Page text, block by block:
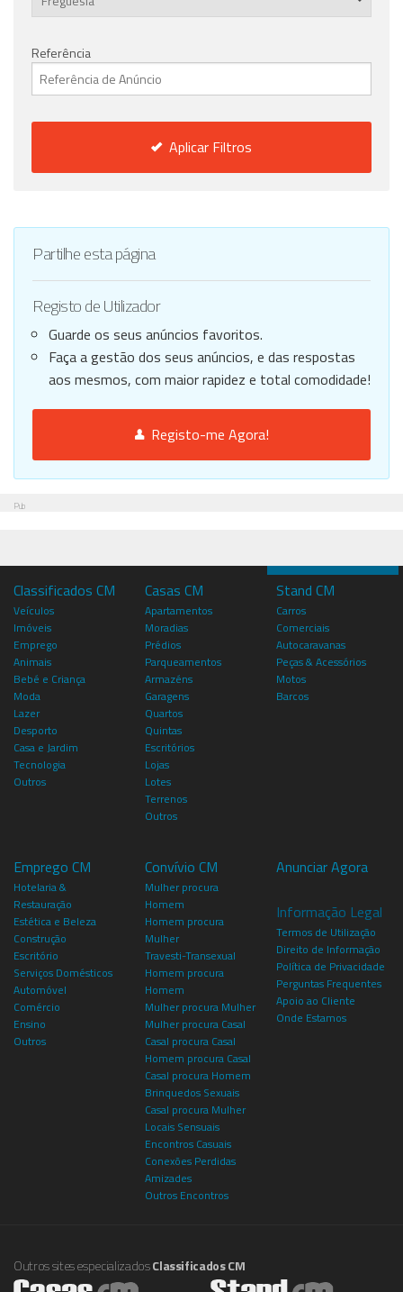
Referência
Aplicar Filtros
Partilhe esta página
Registo de Utilizador
Guarde os seus anúncios favoritos.
Faça a gestão dos seus anúncios, e das respostas
aos mesmos, com maior rapidez e total comodidade!
Registo-me Agora!
Pub
Classificados CM
Veículos
Imóveis
Emprego
Animais
Bebé e Criança
Moda
Lazer
Desporto
Casa e Jardim
Tecnologia
Outros
Casas CM
Apartamentos
Moradias
Prédios
Parqueamentos
Armazéns
Garagens
Quartos
Quintas
Escritórios
Lojas
Lotes
Terrenos
Outros
Stand CM
Carros
Comerciais
Autocaravanas
Peças & Acessórios
Motos
Barcos
Emprego CM
Hotelaria &
Restauração
Estética e Beleza
Construção
Escritório
Serviços Domésticos
Automóvel
Comércio
Ensino
Outros
Convívio CM
Mulher procura
Homem
Homem procura
Mulher
Travesti-Transexual
Homem procura
Homem
Mulher procura Mulher
Mulher procura Casal
Casal procura Casal
Homem procura Casal
Casal procura Homem
Brinquedos Sexuais
Casal procura Mulher
Locais Sensuais
Encontros Casuais
Conexões Perdidas
Amizades
Outros Encontros
Anunciar Agora
Informação Legal
Termos de Utilização
Direito de Informação
Política de Privacidade
Perguntas Frequentes
Apoio ao Cliente
Onde Estamos
Outros sites especializadosClassificados CM